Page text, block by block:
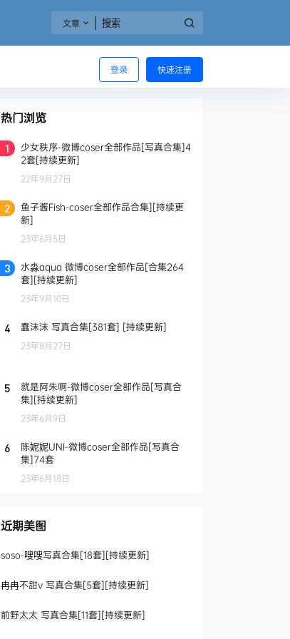
文章
登录 快速注册
热门浏览
1
少女秩序-微博coser全部作品[写真合集]4
2套[持续更新]
22年9月27日
2
鱼子酱Fish-coser全部作品合集][持续更
新]
23年6月5日
3
水淼aqua 微博coser全部作品[合集264
套][持续更新]
23年9月10日
4 蠢沫沫 写真合集[381套] [持续更新]
23年8月27日
5
就是阿朱啊-微博coser全部作品[写真合
集][持续更新]
23年6月9日
6
陈妮妮UNI-微博coser全部作品[写真合
集]74套
23年6月18日
近期美图
soso-嗖嗖写真合集[18套][持续更新]
冉冉不甜v 写真合集[5套][持续更新]
前野太太 写真合集[11套][持续更新]